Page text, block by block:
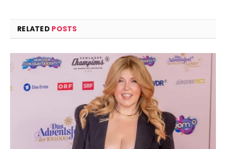
RELATED POSTS